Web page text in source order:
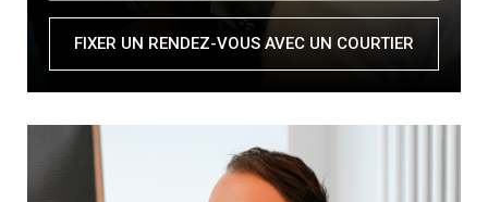
FIXER UN RENDEZ-VOUS AVEC UN COURTIER